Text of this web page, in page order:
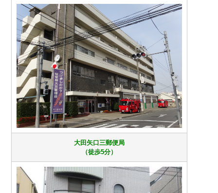
大田矢口三郵便局
（徒歩5分）